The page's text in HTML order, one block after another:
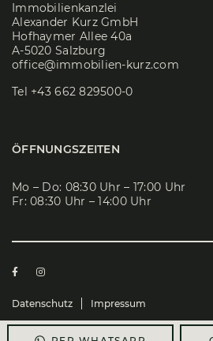
Immobilienkanzlei
Alexander Kurz GmbH
Hofhaymer Allee 40a
A-5020 Salzburg
office@immobilien-kurz.com
Tel +43 662 829500-0
ÖFFNUNGSZEITEN
Mo – Do: 08:30 Uhr – 17:00 Uhr
Fr: 08:30 Uhr – 14:00 Uhr
Datenschutz Impressum
© 2026 Immobilienkanzlei Alexander Kurz